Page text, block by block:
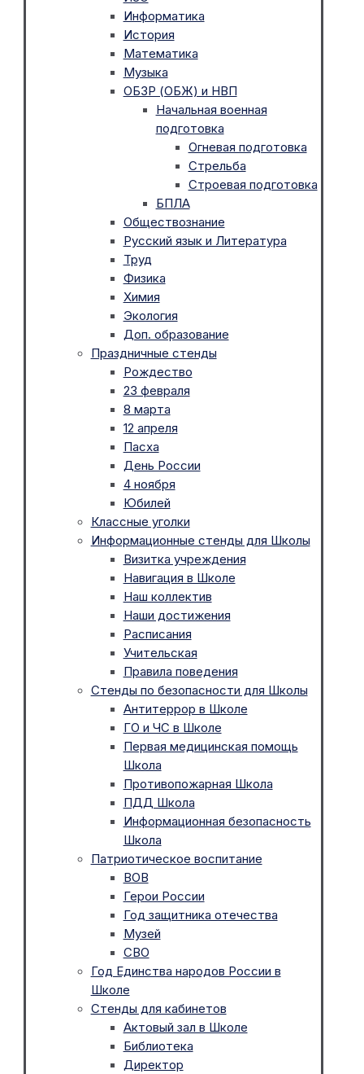
Информатика
История
Математика
Музыка
ОБЗР (ОБЖ) и НВП
Начальная военная
подготовка
Огневая подготовка
Стрельба
Строевая подготовка
БПЛА
Обществознание
Русский язык и Литература
Труд
Физика
Химия
Экология
Доп. образование
Праздничные стенды
Рождество
23 февраля
8 марта
12 апреля
Пасха
День России
4 ноября
Юбилей
Классные уголки
Информационные стенды для Школы
Визитка учреждения
Навигация в Школе
Наш коллектив
Наши достижения
Расписания
Учительская
Правила поведения
Стенды по безопасности для Школы
Антитеррор в Школе
ГО и ЧС в Школе
Первая медицинская помощь
Школа
Противопожарная Школа
ПДД Школа
Информационная безопасность
Школа
Патриотическое воспитание
ВОВ
Герои России
Год защитника отечества
Музей
СВО
Год Единства народов России в
Школе
Стенды для кабинетов
Актовый зал в Школе
Библиотека
Директор